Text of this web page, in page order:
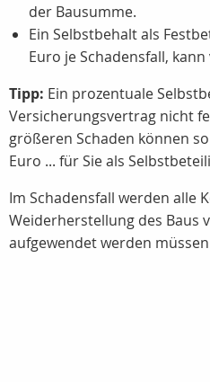
der Bausumme.
Ein Selbstbehalt als
Euro je Schadensfall,
Tipp: Ein prozentuale
Versicherungsvertrag nicht
größeren Schaden können
Euro ... für Sie als
Im Schadensfall werden alle
Weiderherstellung des Baus
aufgewendet werden